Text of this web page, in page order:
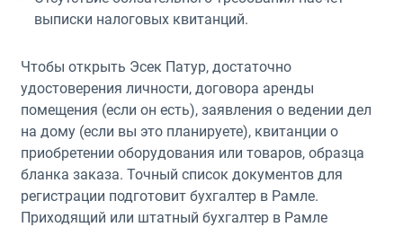
выписки налоговых квитанций.
Чтобы открыть Эсек Патур, достаточно
удостоверения личности, договора аренды
помещения (если он есть), заявления о ведении дел
на дому (если вы это планируете), квитанции о
приобретении оборудования или товаров, образца
бланка заказа. Точный список документов для
регистрации подготовит бухгалтер в Рамле.
Приходящий или штатный бухгалтер в Рамле